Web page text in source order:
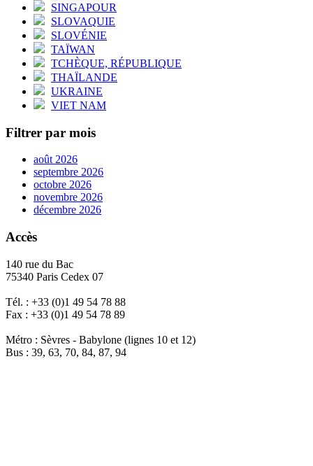
SINGAPOUR
SLOVAQUIE
SLOVÉNIE
TAÏWAN
TCHÈQUE, RÉPUBLIQUE
THAÏLANDE
UKRAINE
VIET NAM
Filtrer par mois
août 2026
septembre 2026
octobre 2026
novembre 2026
décembre 2026
Accès
140 rue du Bac
75340 Paris Cedex 07
Tél. : +33 (0)1 49 54 78 88
Fax : +33 (0)1 49 54 78 89
Métro : Sèvres - Babylone (lignes 10 et 12)
Bus : 39, 63, 70, 84, 87, 94